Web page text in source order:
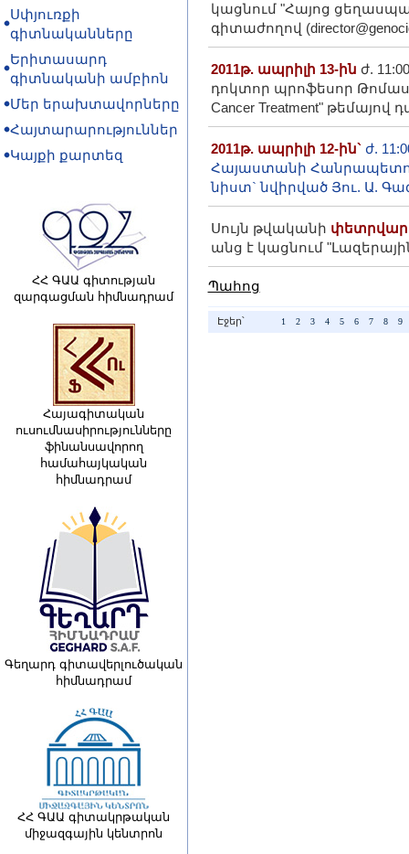
Սփյուռքի
գիտնականները
Երիտասարդ
գիտնականի ամբիոն
Մեր երախտավորները
Հայտարարություններ
Կայքի քարտեզ
ՀՀ ԳԱԱ գիտության
զարգացման հիմնադրամ
Հայագիտական
ուսումնասիրությունները
ֆինանսավորող
համահայկական
հիմնադրամ
Գեղարդ գիտավերլուծական
հիմնադրամ
ՀՀ ԳԱԱ գիտակրթական
միջազգային կենտրոն
կացնում "Հայոց
գիտաժողով
2011թ. ապրիլի 13-ին ժ.
դոկտոր պրոֆեսոր Թոմաս
Cancer Treatment" թեմայով
2011թ. ապրիլի 12-ին`ժ.
Հայաստանի
նիստ` նվիրված Յու. Ա.
Սույն թվականի
անց է կացնում
Պահոց
Էջեր՝ 1 2 3 4 5 6 7 8 9